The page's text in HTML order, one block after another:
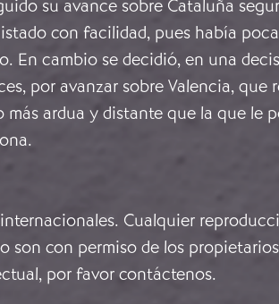
su avance sobre Cataluña
con facilidad, pues había
En cambio se decidió, en una
por avanzar sobre Valencia, que
más ardua y distante que la que le
Cualquier
con permiso de los
por favor contáctenos.